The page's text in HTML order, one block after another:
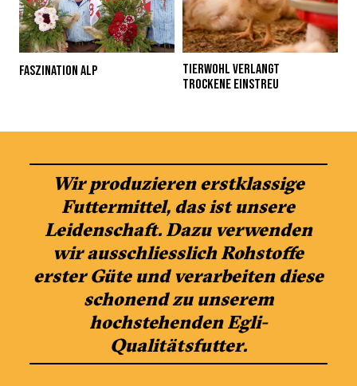
FASZINATION ALP
TIERWOHL VERLANGT
TROCKENE EINSTREU
Wir produzieren erstklassige
Futtermittel, das ist unsere
Leidenschaft. Dazu verwenden
wir ausschliesslich Rohstoffe
erster Güte und verarbeiten diese
schonend zu unserem
hochstehenden Egli-
Qualitätsfutter.